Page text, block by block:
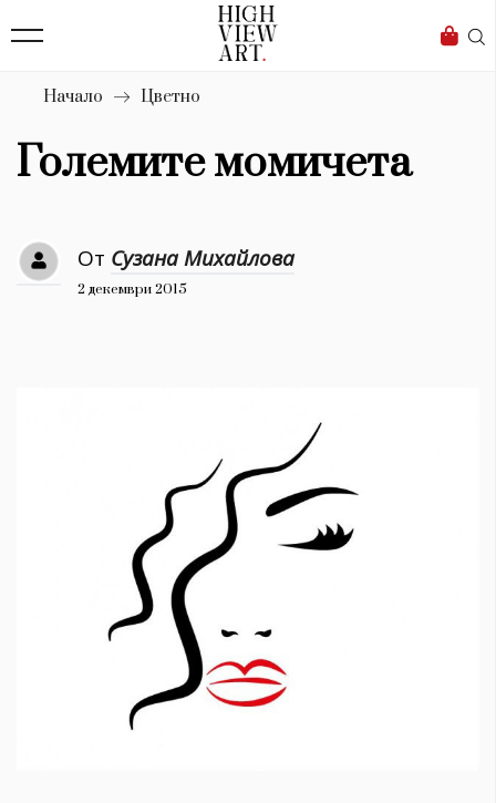
Бизнес
Мода
Dialogue
Красота
1710
Пътувай
Здраве 389
Начало Цветно
Големите момичета
От Сузана Михайлова
2 декември 2015